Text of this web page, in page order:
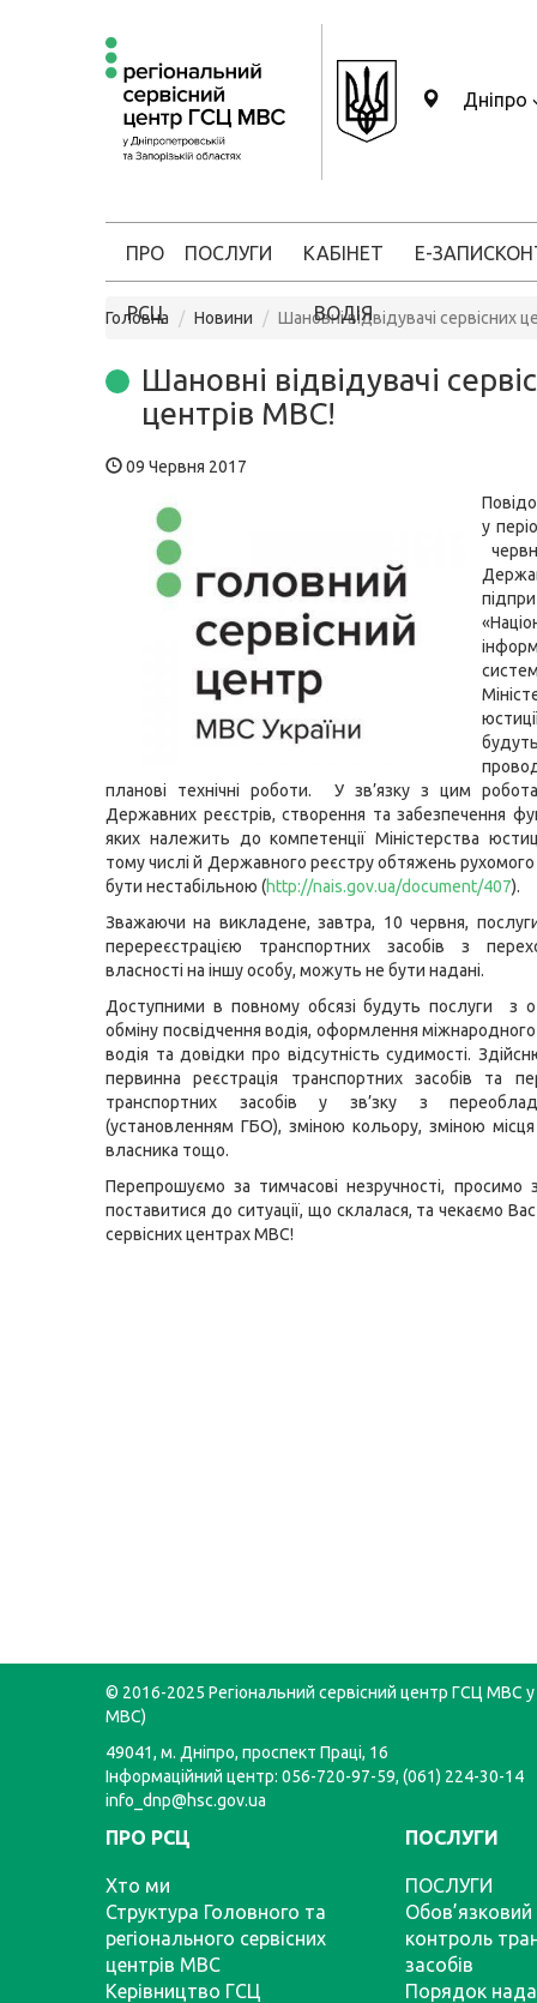
Дніпро
ПРО
РСЦ
ПОСЛУГИ КАБІНЕТ
ВОДІЯ
Е-ЗАПИС
Головна Новини Шановні відвідувачі сервісних
Шановні відвідувачі
центрів МВС!
09 Червня 2017
у
планові технічні роботи. У зв’язку з цим
Державних реєстрів, створення та забезпечення
яких належить до компетенції Міністерства
тому числі й Державного реєстру обтяжень
бути нестабільною (http://nais.gov.ua/document/407).
Зважаючи на викладене, завтра, 10 червня,
перереєстрацією транспортних засобів з
власності на іншу особу, можуть не бути надані.
Доступними в повному обсязі будуть послуги з
обміну посвідчення водія, оформлення
водія та довідки про відсутність судимості.
первинна реєстрація транспортних засобів та
транспортних засобів у зв’зку з
(установленням ГБО), зміною кольору, зміною
власника тощо.
Перепрошуємо за тимчасові незручності, просимо
поставитися до ситуації, що склалася, та чекаємо Вас
сервісних центрах МВС!
© 2016-2025 Регіональний сервісний центр ГСЦ МВС у
МВС)
49041, м. Дніпро, проспект Праці, 16
Інформаційний центр: 056-720-97-59, (061) 224-30-14
info_dnp@hsc.gov.ua
ПРО РСЦ
Хто ми
Структура Головного та
регіонального сервісних
центрів МВС
Керівництво ГСЦ
ПОСЛУГИ
ПОСЛУГИ
Обов’язковий
контроль
засобів
Порядок